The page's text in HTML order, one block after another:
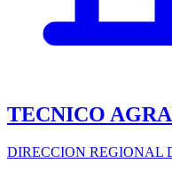
TECNICO
DIRECCION REGIONAL